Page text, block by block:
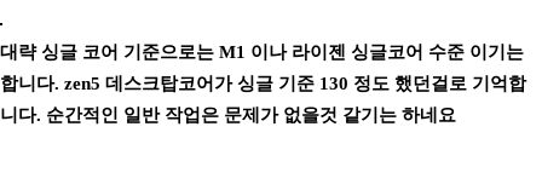
대략 싱글 코어 기준으로는 M1 이나 라이젠 싱글코어 수준 이기는
합니다. zen5 데스크탑코어가 싱글 기준 130 정도 했던걸로 기억합
니다. 순간적인 일반 작업은 문제가 없을것 같기는 하네요